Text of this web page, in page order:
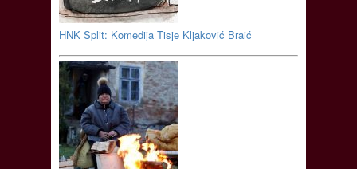
HNK Split: Komedija Tisje Kljaković Braić